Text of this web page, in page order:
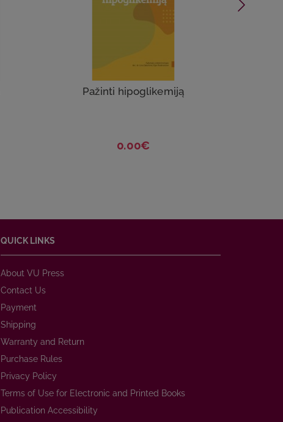
Pažinti hipoglikemiją
0.00€
QUICK LINKS
About VU Press
Contact Us
Payment
Shipping
Warranty and Return
Purchase Rules
Privacy Policy
Terms of Use for Electronic and Printed Books
Publication Accessibility